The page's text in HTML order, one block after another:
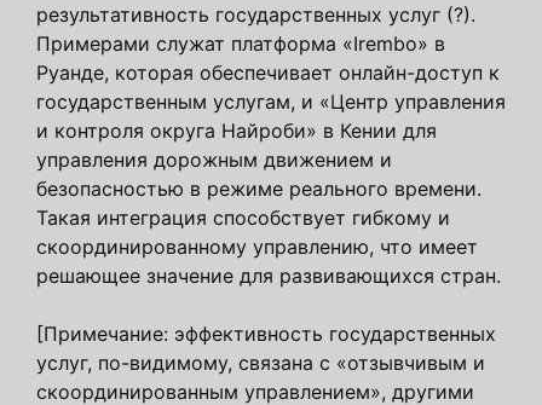
результативность государственных услуг (?).
Примерами служат платформа «Irembo» в
Руанде, которая обеспечивает онлайн-доступ к
государственным услугам, и «Центр управления
и контроля округа Найроби» в Кении для
управления дорожным движением и
безопасностью в режиме реального времени.
Такая интеграция способствует гибкому и
скоординированному управлению, что имеет
решающее значение для развивающихся стран.
[Примечание: эффективность государственных
услуг, по-видимому, связана с «отзывчивым и
скоординированным управлением», другими